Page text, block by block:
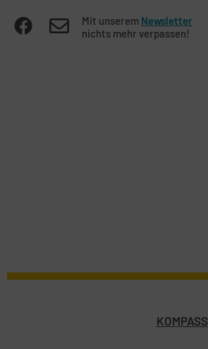
Mit unserem Newsletter
nichts mehr verpassen!
KOMPASS